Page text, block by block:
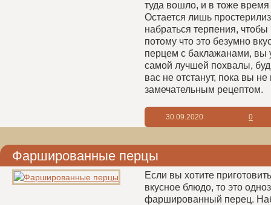
туда вошло, и в тоже время
Остается лишь
набраться терпения, чтобы
потому что это безумно
перцем с баклажанами, вы
самой лучшей похвалы,
вас не отстанут, пока вы
замечательным рецептом.
30.09.2020 0
Фаршированные перцы
Если вы хотите
вкусное блюдо, то это
фаршированный перец.